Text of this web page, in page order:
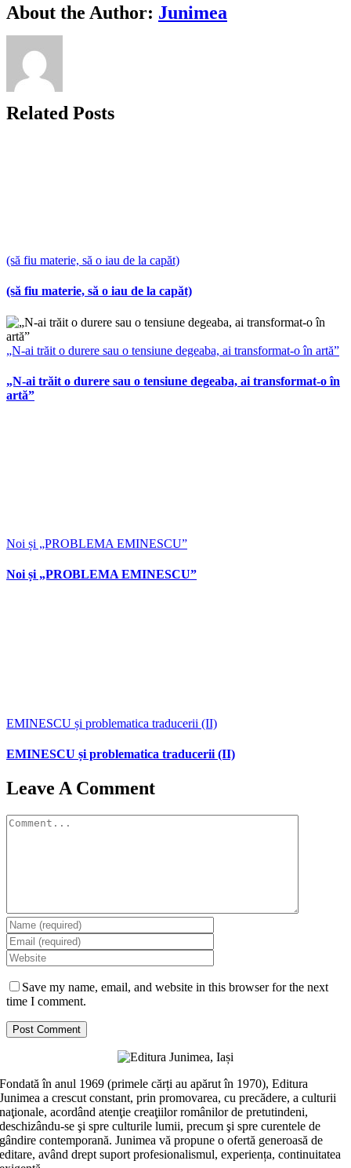
Facebook
X
Bluesky
Reddit
LinkedIn
WhatsApp
Telegram
Tumblr
Xing
Email
Copy
Link
About the Author: Junimea
Related Posts
(să fiu materie, să o iau de la capăt)
(să fiu materie, să o iau de la capăt)
„N-ai trăit o durere sau o tensiune degeaba, ai transformat-o în artă”
„N-ai trăit o durere sau o tensiune degeaba, ai transformat-o în
artă”
Noi și „PROBLEMA EMINESCU”
Noi și „PROBLEMA EMINESCU”
EMINESCU și problematica traducerii (II)
EMINESCU și problematica traducerii (II)
Leave A Comment
Comment
Save my name, email, and website in this browser for the next
time I comment.
Fondată în anul 1969 (primele cărți au apărut în 1970), Editura
Junimea a crescut constant, prin promovarea, cu precădere, a culturii
naţionale, acordând atenţie creaţiilor românilor de pretutindeni,
deschizându-se şi spre culturile lumii, precum şi spre curentele de
gândire contemporană. Junimea vă propune o ofertă generoasă de
editare, având drept suport profesionalismul, experiența, continuitatea